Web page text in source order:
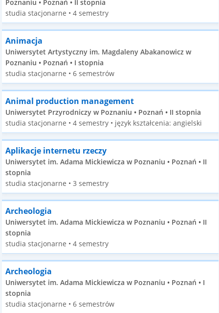
Poznaniu • Poznań • II stopnia
studia stacjonarne • 4 semestry
Animacja
Uniwersytet Artystyczny im. Magdaleny Abakanowicz w
Poznaniu • Poznań • I stopnia
studia stacjonarne • 6 semestrów
Animal production management
Uniwersytet Przyrodniczy w Poznaniu • Poznań • II stopnia
studia stacjonarne • 4 semestry • język kształcenia: angielski
Aplikacje internetu rzeczy
Uniwersytet im. Adama Mickiewicza w Poznaniu • Poznań • II
stopnia
studia stacjonarne • 3 semestry
Archeologia
Uniwersytet im. Adama Mickiewicza w Poznaniu • Poznań • II
stopnia
studia stacjonarne • 4 semestry
Archeologia
Uniwersytet im. Adama Mickiewicza w Poznaniu • Poznań • I
stopnia
studia stacjonarne • 6 semestrów